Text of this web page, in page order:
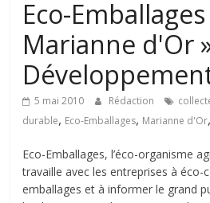
famille
Eco-
Marianne d'Or
5 mai 2010 Rédaction
durable, Eco-Emballages, Marianne d'Or,
Eco-Emballages, l’éco-organisme
travaille avec les entreprises à éco-
emballages et à informer le grand